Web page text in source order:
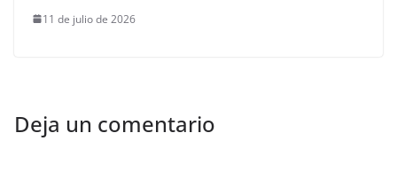
11 de julio de 2026
Deja un comentario